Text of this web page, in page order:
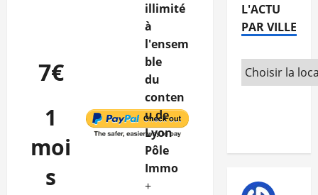
7€
1
moi
s
illimité
à
l'ensem
ble
du
conten
u de
Lyon
Pôle
Immo
+
L'ACTU
PAR VILLE